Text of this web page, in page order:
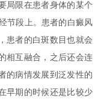
局限在患者身体的某个
节段上。患者的白癜风
患者的白斑数目也就会
相互融合，之后还会连
的病情发展到泛发性的
早期的时候还是比较少